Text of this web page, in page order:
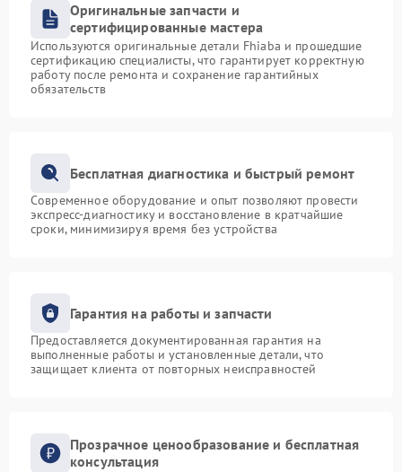
Оригинальные запчасти и
сертифицированные мастера
Используются оригинальные детали Fhiaba и прошедшие
сертификацию специалисты, что гарантирует корректную
работу после ремонта и сохранение гарантийных
обязательств
Бесплатная диагностика и быстрый ремонт
Современное оборудование и опыт позволяют провести
экспресс-диагностику и восстановление в кратчайшие
сроки, минимизируя время без устройства
Гарантия на работы и запчасти
Предоставляется документированная гарантия на
выполненные работы и установленные детали, что
защищает клиента от повторных неисправностей
Прозрачное ценообразование и бесплатная
консультация